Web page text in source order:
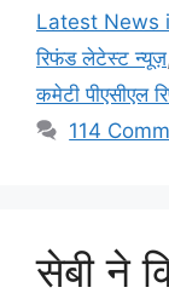
Latest News
रिफंड लेटेस्ट न्यूज़
कमेटी पीएसीएल
114
सेबी ने